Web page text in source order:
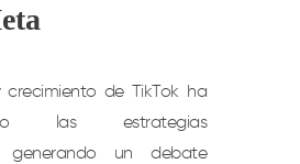
crecimiento de TikTok ha
las estrategias
generando un debate